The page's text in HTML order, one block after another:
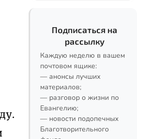
Подписаться на
рассылку
Каждую неделю в вашем
почтовом ящике:
— анонсы лучших
материалов;
— разговор о жизни по
Евангелию;
— новости подопечных
Благотворительного